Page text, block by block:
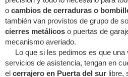
o cambios de cerraduras o
también van provistos de grupo de
cierres metálicos o puertas de
mecanismo averiado.
Lo que si les pedimos es que una
servicios de asistencia, tengan en
el cerrajero en Puerta del sur libre,